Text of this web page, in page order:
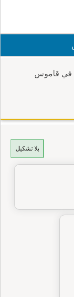
في قاموس
بلا تشكيل